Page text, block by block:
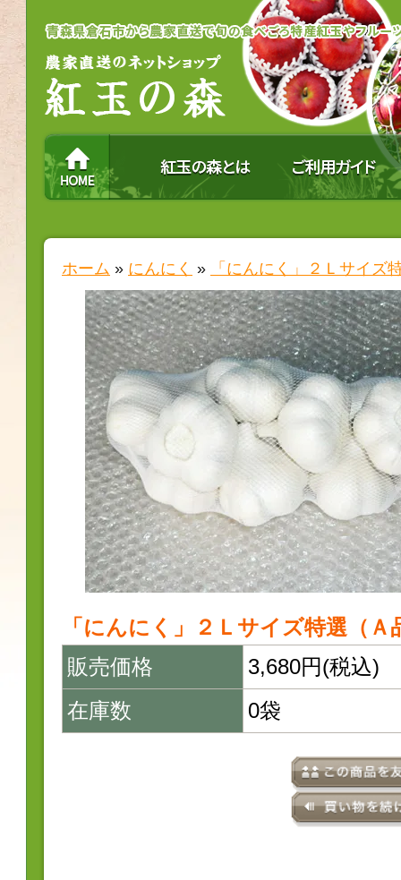
ホーム » にんにく » 「にんにく」２Ｌサイズ
「にんにく」２Ｌサイズ特選（Ａ
販売価格
3,680円(税込)
在庫数
0袋